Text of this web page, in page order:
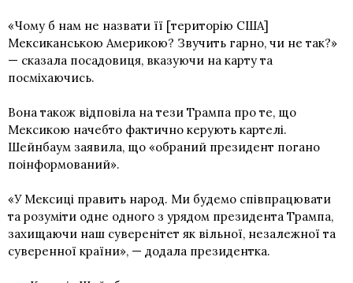
«Чому б нам не назвати її [територію США]
Мексиканською Америкою? Звучить гарно, чи не так?»
— сказала посадовиця, вказуючи на карту та
посміхаючись.
Вона також відповіла на тези Трампа про те, що
Мексикою начебто фактично керують картелі.
Шейнбаум заявила, що «обраний президент погано
поінформований».
«У Мексиці править народ. Ми будемо співпрацювати
та розуміти одне одного з урядом президента Трампа,
захищаючи наш суверенітет як вільної, незалежної та
суверенної країни», — додала президентка.